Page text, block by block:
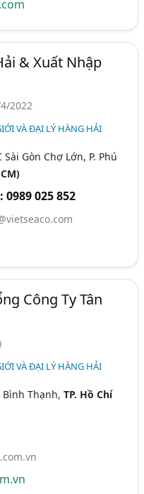
& Xuất Nhập
2022
VÀ ĐẠI LÝ HÀNG HẢI
Gòn Chợ Lớn, P. Phú
025 852
Công Ty Tân
VÀ ĐẠI LÝ HÀNG HẢI
Bình Thạnh,TP. Hồ Chí